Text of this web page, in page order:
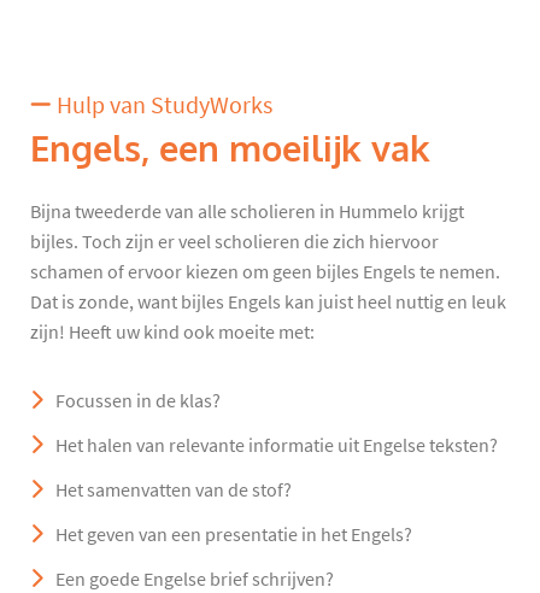
Hulp van StudyWorks
Engels, een moeilijk vak
Bijna tweederde van alle scholieren in Hummelo krijgt
bijles. Toch zijn er veel scholieren die zich hiervoor
schamen of ervoor kiezen om geen bijles Engels te nemen.
Dat is zonde, want bijles Engels kan juist heel nuttig en leuk
zijn! Heeft uw kind ook moeite met:
Focussen in de klas?
Het halen van relevante informatie uit Engelse teksten?
Het samenvatten van de stof?
Het geven van een presentatie in het Engels?
Een goede Engelse brief schrijven?